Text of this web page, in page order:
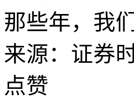
那些年，我
来源：证券
点赞